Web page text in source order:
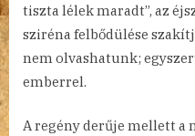
tiszta lélek maradt”, az
sziréna felbődülése
nem olvashatunk;
emberrel.
A regény derűje mellett a